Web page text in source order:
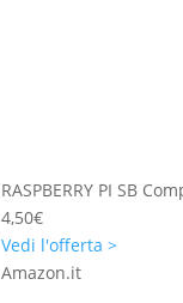
RASPBERRY PI SB
4,50€
Vedi l'offerta >
Amazon.it